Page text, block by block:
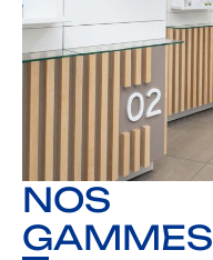
NOS
GAMMES